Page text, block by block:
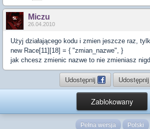
Miczu
26.04.2010
Użyj działającego kodu i zmien jeszcze raz,
new Race[11][18] = { "zmian_nazwe", }
jak chcesz zmienic nazwe to nie zmieniasz
Udostępnij Udostępnij
Zablokowany
Pełna wersja Polski